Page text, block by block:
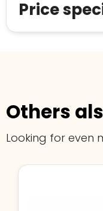
Price
Others
Looking for even